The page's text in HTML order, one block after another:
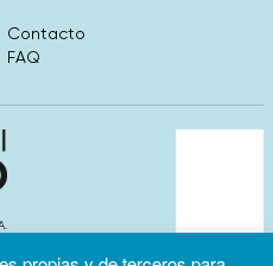
Contacto
FAQ